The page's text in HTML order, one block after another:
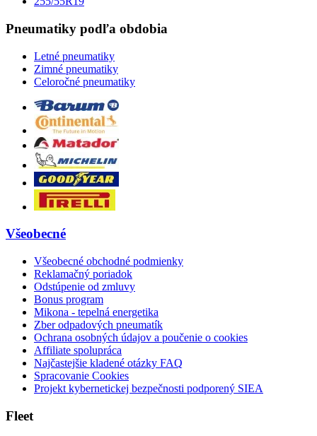
Pneumatiky podľa obdobia
Letné pneumatiky
Zimné pneumatiky
Celoročné pneumatiky
Všeobecné
Všeobecné obchodné podmienky
Reklamačný poriadok
Odstúpenie od zmluvy
Bonus program
Mikona - tepelná energetika
Zber odpadových pneumatík
Ochrana osobných údajov a poučenie o cookies
Affiliate spolupráca
Najčastejšie kladené otázky FAQ
Spracovanie Cookies
Projekt kybernetickej bezpečnosti podporený SIEA
Fleet